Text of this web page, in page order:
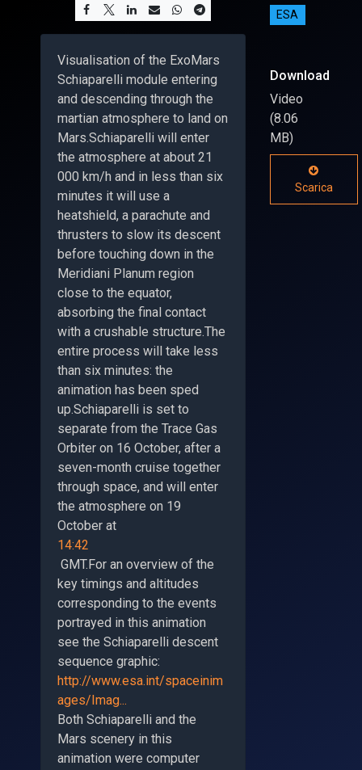
Visualisation of the ExoMars
Schiaparelli module entering
and descending through the
martian atmosphere to land on
Mars.Schiaparelli will enter
the atmosphere at about 21
000 km/h and in less than six
minutes it will use a
heatshield, a parachute and
thrusters to slow its descent
before touching down in the
Meridiani Planum region
close to the equator,
absorbing the final contact
with a crushable structure.The
entire process will take less
than six minutes: the
animation has been sped
up.Schiaparelli is set to
separate from the Trace Gas
Orbiter on 16 October, after a
seven-month cruise together
through space, and will enter
the atmosphere on 19
October at
14:42
GMT.For an overview of the
key timings and altitudes
corresponding to the events
portrayed in this animation
see the Schiaparelli descent
sequence graphic:
http://www.esa.int/spaceinim
ages/Imag...
Both Schiaparelli and the
Mars scenery in this
animation were computer
ESA
Download
Video
(8.06
MB)
Scarica